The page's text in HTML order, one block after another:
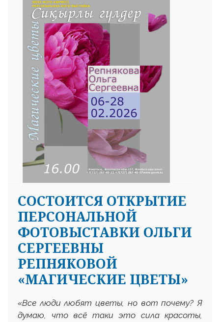
СОСТОИТСЯ ОТКРЫТИЕ
ПЕРСОНАЛЬНОЙ
ФОТОВЫСТАВКИ ОЛЬГИ
СЕРГЕЕВНЫ
РЕПНЯКОВОЙ
«МАГИЧЕСКИЕ ЦВЕТЫ»
«Все люди любят цветы, но вот почему? Я
думаю,
что всё таки это сила красоты,